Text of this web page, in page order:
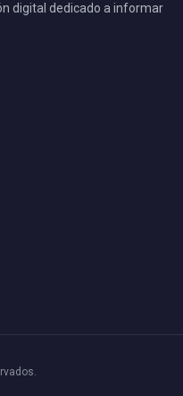
digital dedicado a informar